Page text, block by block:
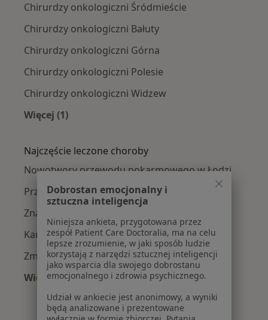
Chirurdzy onkologiczni Śródmieście
Chirurdzy onkologiczni Bałuty
Chirurdzy onkologiczni Górna
Chirurdzy onkologiczni Polesie
Chirurdzy onkologiczni Widzew
Więcej (1)
Najczęście leczone choroby
Nowotwory przewodu pokarmowego w Łodzi
Przepuklina w Łodzi
Znamiona w Łodzi
Kamica żółciowa w Łodzi
Zmiany skórne w Łodzi
Więcej (15)
Więcej w kategorii: Najczęście leczone
Dobrostan emocjonalny i
sztuczna inteligencja
Niniejsza ankieta, przygotowana przez
zespół Patient Care Doctoralia, ma na celu
lepsze zrozumienie, w jaki sposób ludzie
korzystają z narzędzi sztucznej inteligencji
jako wsparcia dla swojego dobrostanu
emocjonalnego i zdrowia psychicznego.
Udział w ankiecie jest anonimowy, a wyniki
będą analizowane i prezentowane